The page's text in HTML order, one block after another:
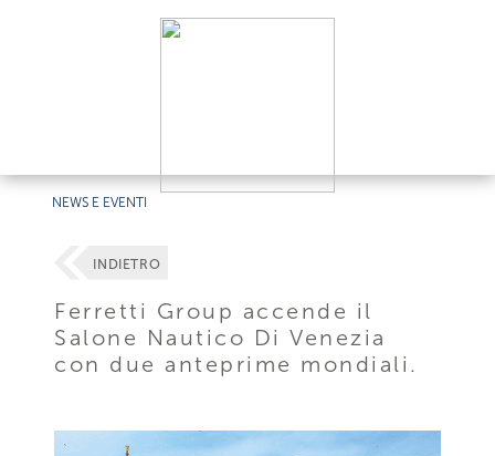
NEWS E EVENTI
INDIETRO
Ferretti Group accende il
Salone Nautico Di Venezia
con due anteprime mondiali.